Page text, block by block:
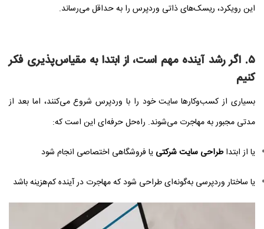
این رویکرد، ریسک‌های ذاتی وردپرس را به حداقل می‌رساند.
۵. اگر رشد آینده مهم است، از ابتدا به مقیاس‌پذیری فکر
کنیم
بسیاری از کسب‌وکارها سایت خود را با وردپرس شروع می‌کنند، اما بعد از
مدتی مجبور به مهاجرت می‌شوند. راه‌حل حرفه‌ای این است که:
یا از ابتداطراحی سایت شرکتی یا فروشگاهی اختصاصی انجام شود
یا ساختار وردپرسی به‌گونه‌ای طراحی شود که مهاجرت در آینده کم‌هزینه باشد